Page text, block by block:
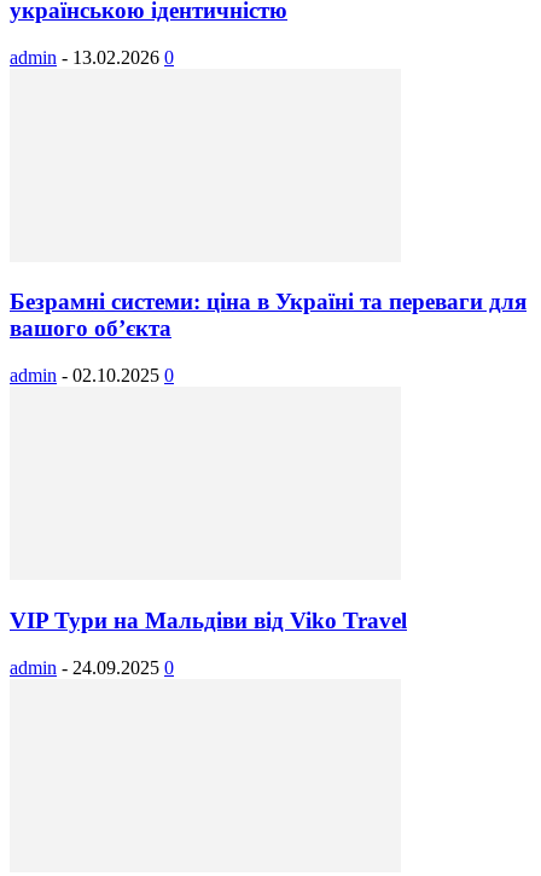
українською ідентичністю
admin - 13.02.2026 0
Безрамні системи: ціна в Україні та переваги для
вашого об’єкта
admin - 02.10.2025 0
VIP Тури на Мальдіви вiд Viko Travel
admin - 24.09.2025 0